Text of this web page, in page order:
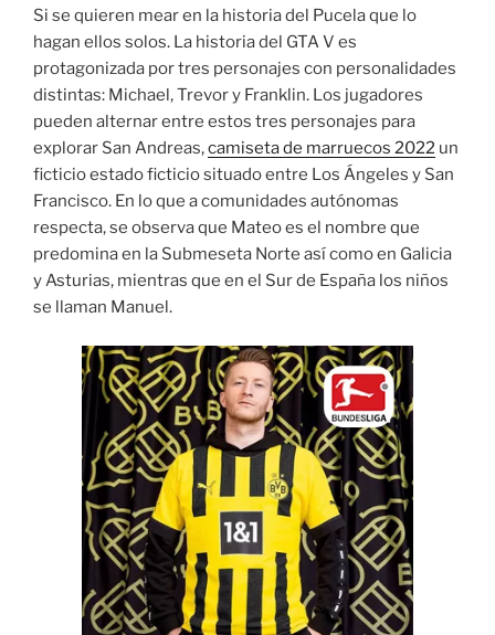
Si se quieren mear en la historia del Pucela que lo
hagan ellos solos. La historia del GTA V es
protagonizada por tres personajes con personalidades
distintas: Michael, Trevor y Franklin. Los jugadores
pueden alternar entre estos tres personajes para
explorar San Andreas,camiseta de marruecos 2022 un
ficticio estado ficticio situado entre Los Ángeles y San
Francisco. En lo que a comunidades autónomas
respecta, se observa que Mateo es el nombre que
predomina en la Submeseta Norte así como en Galicia
y Asturias, mientras que en el Sur de España los niños
se llaman Manuel.